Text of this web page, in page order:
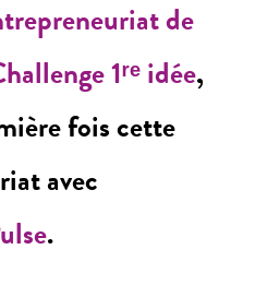
de
1ʳᵉ idée,
fois cette
avec
.